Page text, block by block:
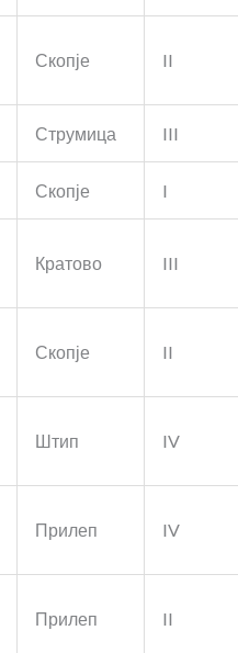
Скопје II
Струмица III
Скопје I
Кратово III
Скопје II
Штип IV
Прилеп IV
Прилеп II